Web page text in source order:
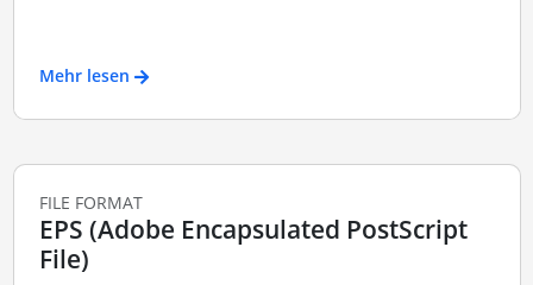
Mehr lesen
FILE FORMAT
EPS (Adobe Encapsulated PostScript
File)